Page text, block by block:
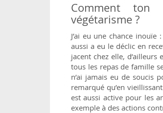
Comment ton
végétarisme ?
J’ai eu une chance
aussi a eu le déclic en
jacent chez elle,
tous les repas de famille
n’ai jamais eu de soucis
remarqué qu’en
est aussi active pour les
exemple à des actions